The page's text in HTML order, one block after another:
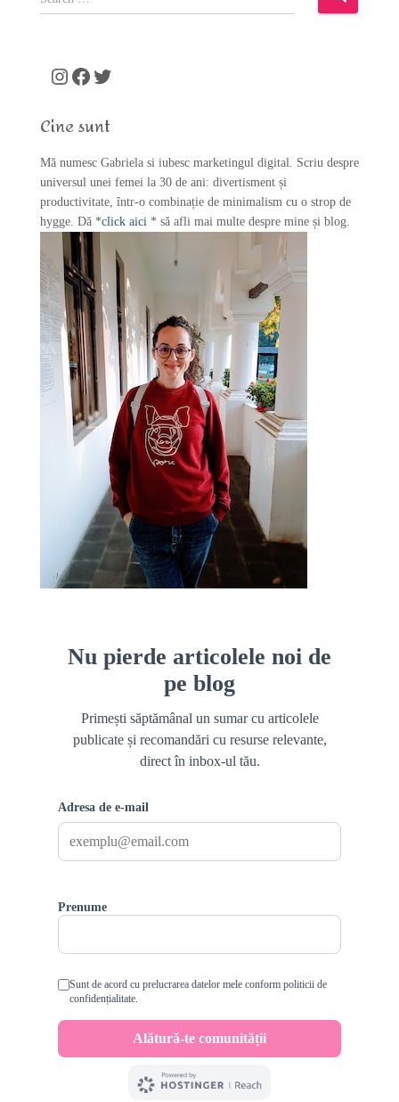
e
o
:
Instagram Facebook Twitter
Cine sunt
Mă numesc Gabriela si iubesc marketingul digital. Scriu despre
universul unei femei la 30 de ani: divertisment și
productivitate, într-o combinație de minimalism cu o strop de
hygge. Dă *click aici * să afli mai multe despre mine și blog.